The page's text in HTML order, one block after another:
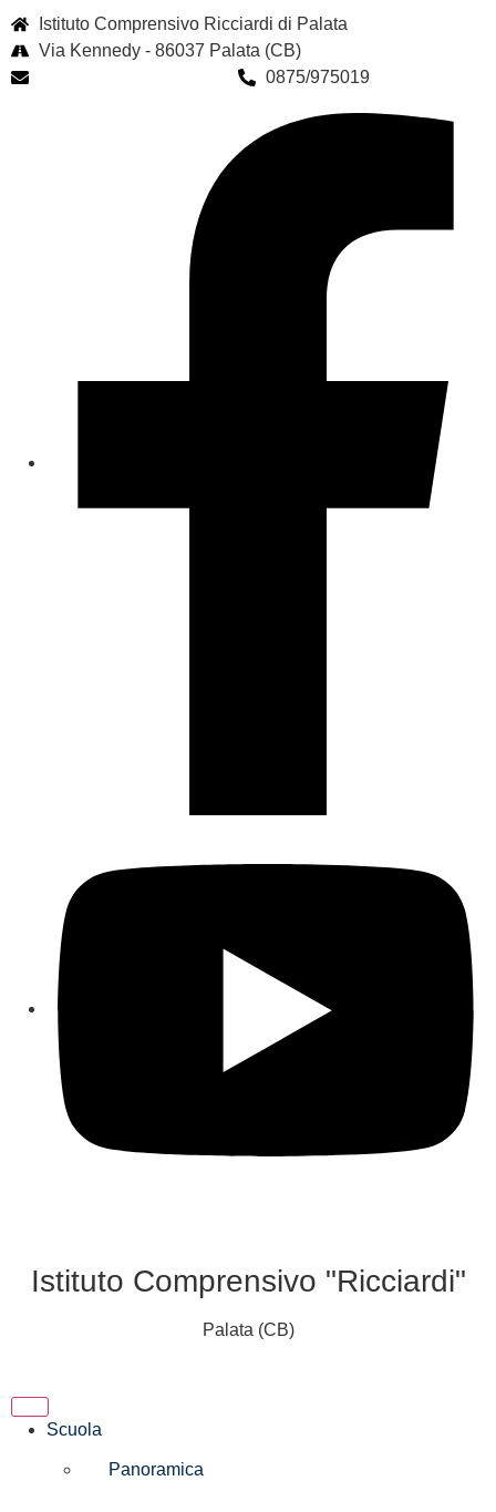
Istituto Comprensivo Ricciardi di Palata
Via Kennedy - 86037 Palata (CB)
0875/975019
Istituto Comprensivo "Ricciardi"
Palata (CB)
Scuola
Panoramica